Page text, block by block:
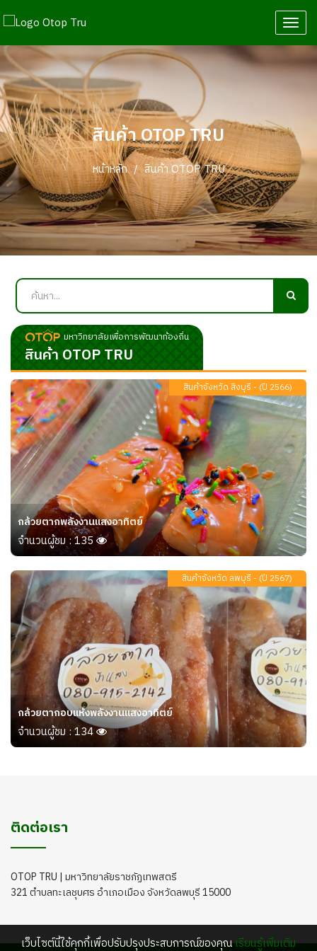
T
o
g
g
a
v
i
g
t
i
o
สินค้า OTOP TRU
หน้าหลัก สินค้า OTOP TRU
มหาวิทยาลัยเพื่อการพัฒนาท้องถิ่น
สินค้า OTOP TRU
สินค้าจังหวัด สิงบุรี - (ปี 2566)
กล้วยตากพลังงานแสงอาทิตย์
จำนวนผู้ชม : 135
สินค้าจังหวัด ลพบุรี - (ปี 2567)
กล้วยตากอบแห้งพลังงานแสงอาทิตย์
จำนวนผู้ชม : 134
ติดต่อเรา
OTOP TRU | มหาวิทยาลัยราชภัฏเทพสตรี
321 ตำบลทะเลชุบศร อำเภอเมือง จังหวัดลพบุรี 15000
เว็บไซต์นี้ใช้คุกกี้เพื่อปรับปรุงประสบการณ์ของคุณเรียนรู้เพิ่มเติม